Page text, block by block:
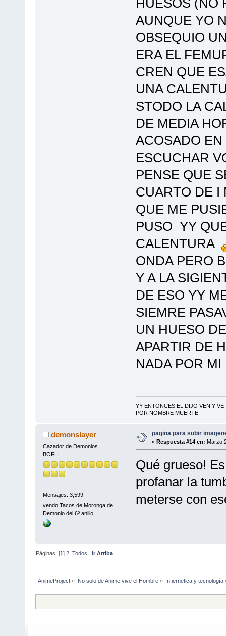
HUESOS (NO
AUNQUE YO
OBSEQUIO
ERA EL
CREN QUE
UNA
STODO LA
DE MEDIA
ACOSADO
ESCUCHAR
PENSE QUE
CUARTO DE I
QUE ME
PUSO YY
CALENTURA
ONDA PERO
Y A LA
DE ESO YY
SIEMRE
UN HUESO
APARTIR DE
NADA POR
YY ENTONCES EL DIJO VEN Y VE
POR NOMBRE MUERTE
demonslayer
Cazador de Demonios
BOFH
Mensajes: 3,599
vendo Tacos de Moronga de
Demonio del 6º anillo
pagina para subir
« Respuesta #14 en: Marzo
Qué grueso!
profanar la
meterse con
Páginas: [1]2 Todos Ir Arriba
AnimeProject » No solo de Anime vive el Hombre» Infiernetica y tecnología